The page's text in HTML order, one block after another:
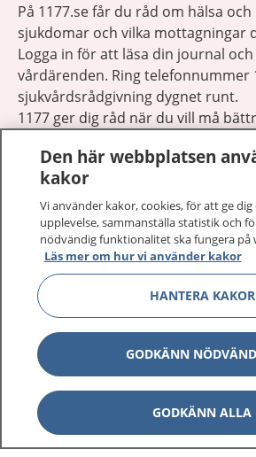
På 1177.se får du råd om hälsa
sjukdomar och vilka mottagningar
Logga in för att läsa din journal
vårdärenden. Ring telefonnummer
sjukvårdsrådgivning dygnet runt.
1177 ger dig råd när du vill må
1177 på flera språk
Om 1177
Kontakt
Behandling av personuppgifter
Hantering av kakor
Den här webbplatsen
kakor
Vi använder kakor, cookies, för att ge
upplevelse, sammanställa statistik och
nödvändig funktionalitet ska fungera på
Läs mer om hur vi använder kakor
HANTERA KAKOR
GODKÄNN
GODKÄNN ALLA